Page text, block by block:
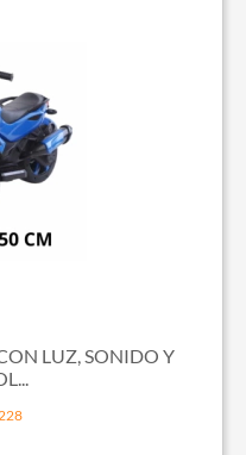
LUZ, SONIDO Y